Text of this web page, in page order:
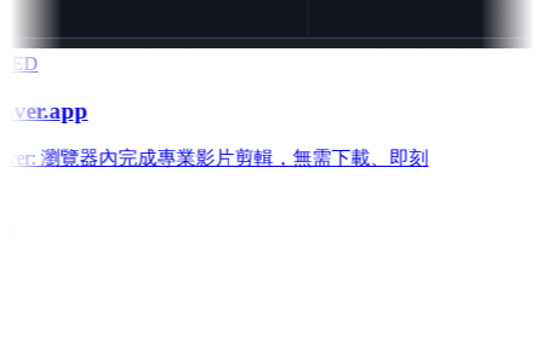
瀏覽器內完成專業影片剪輯，無需下載、即刻